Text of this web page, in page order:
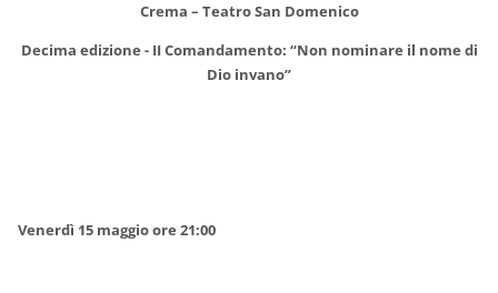
Crema – Teatro San Domenico
Decima edizione - II Comandamento: “Non nominare il nome di
Dio invano”
Venerdì 15 maggio ore 21:00